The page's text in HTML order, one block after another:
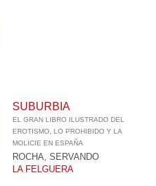
SUBURBIA
EL GRAN LIBRO ILUSTRADO DEL
EROTISMO, LO PROHIBIDO Y LA
MOLICIE EN ESPAÑA
ROCHA, SERVANDO
LA FELGUERA